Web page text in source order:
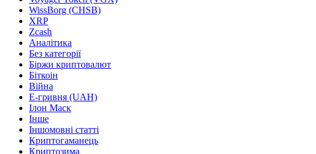
WissBorg (CHSB)
XRP
Zcash
Аналітика
Без категорії
Біржи криптовалют
Біткоін
Війна
Е-гривня (UAH)
Ілон Маск
Інше
Іншомовні статті
Криптогаманець
Криптозима